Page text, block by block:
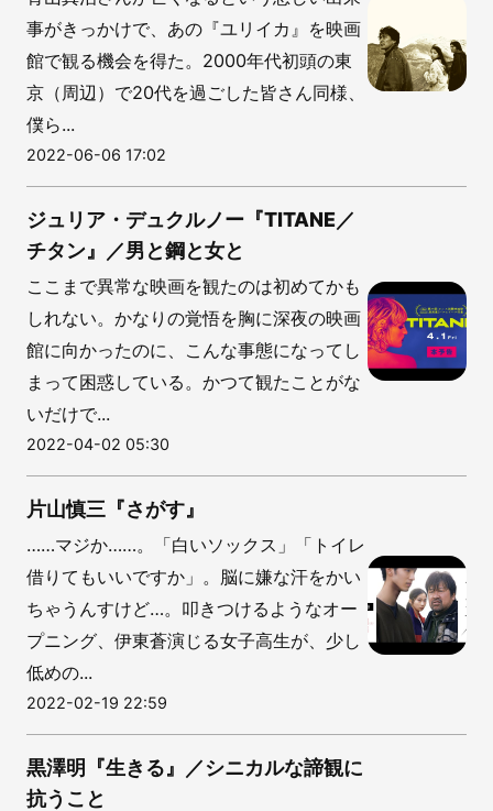
事がきっかけで、あの『ユリイカ』を映画
館で観る機会を得た。2000年代初頭の東
京（周辺）で20代を過ごした皆さん同様、
僕ら...
2022-06-06 17:02
ジュリア・デュクルノー『TITANE／
チタン』／男と鋼と女と
ここまで異常な映画を観たのは初めてかも
しれない。かなりの覚悟を胸に深夜の映画
館に向かったのに、こんな事態になってし
まって困惑している。かつて観たことがな
いだけで...
2022-04-02 05:30
片山慎三『さがす』
……マジか……。「白いソックス」「トイレ
借りてもいいですか」。脳に嫌な汗をかい
ちゃうんすけど…。叩きつけるようなオー
プニング、伊東蒼演じる女子高生が、少し
低めの...
2022-02-19 22:59
黒澤明『生きる』／シニカルな諦観に
抗うこと